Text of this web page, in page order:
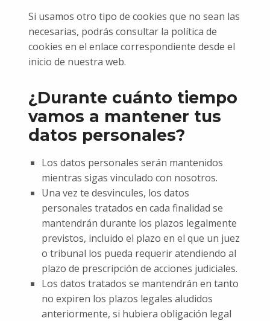
Si usamos otro tipo de cookies que no sean las
necesarias, podrás consultar la política de
cookies en el enlace correspondiente desde el
inicio de nuestra web.
¿Durante cuánto tiempo
vamos a mantener tus
datos personales?
Los datos personales serán mantenidos
mientras sigas vinculado con nosotros.
Una vez te desvincules, los datos
personales tratados en cada finalidad se
mantendrán durante los plazos legalmente
previstos, incluido el plazo en el que un juez
o tribunal los pueda requerir atendiendo al
plazo de prescripción de acciones judiciales.
Los datos tratados se mantendrán en tanto
no expiren los plazos legales aludidos
anteriormente, si hubiera obligación legal